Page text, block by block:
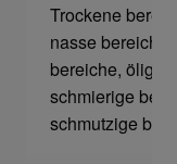
Trockene
nasse
bereiche, ölige
schmierige
schmutzige